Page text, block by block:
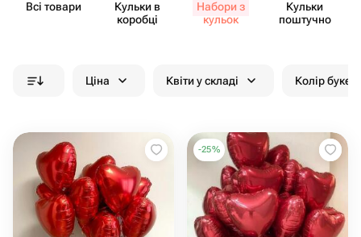
Всі товари
Кульки в
коробці
Набори з
кульок
Кульки
поштучно
Ціна Квіти у складі Колір
-25%